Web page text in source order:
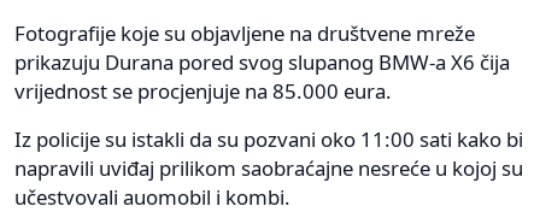
Fotografije koje su objavljene na društvene mreže
prikazuju Durana pored svog slupanog BMW-a X6 čija
vrijednost se procjenjuje na 85.000 eura.
Iz policije su istakli da su pozvani oko 11:00 sati kako bi
napravili uviđaj prilikom saobraćajne nesreće u kojoj su
učestvovali auomobil i kombi.